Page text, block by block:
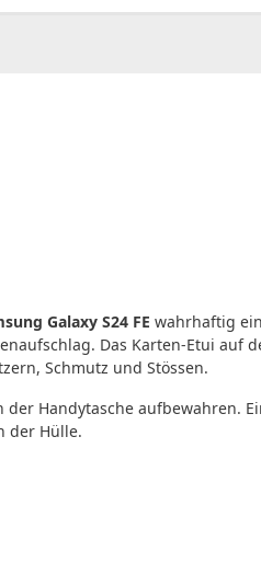
Galaxy S24 FE wahrhaftig
Das Karten-Etui auf
Schmutz und Stössen.
Handytasche aufbewahren.
der Hülle.